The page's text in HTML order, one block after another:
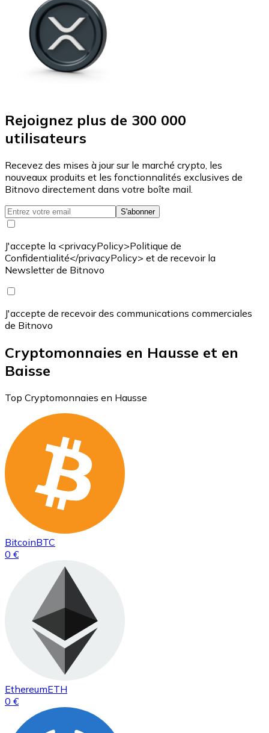
Rejoignez plus de 300 000
utilisateurs
Recevez des mises à jour sur le marché crypto, les
nouveaux produits et les fonctionnalités exclusives de
Bitnovo directement dans votre boîte mail.
S'abonner
J'accepte la <privacyPolicy>Politique de
Confidentialité</privacyPolicy> et de recevoir la
Newsletter de Bitnovo
J'accepte de recevoir des communications commerciales
de Bitnovo
Cryptomonnaies en Hausse et en
Baisse
Top Cryptomonnaies en Hausse
BitcoinBTC
0 €
EthereumETH
0 €